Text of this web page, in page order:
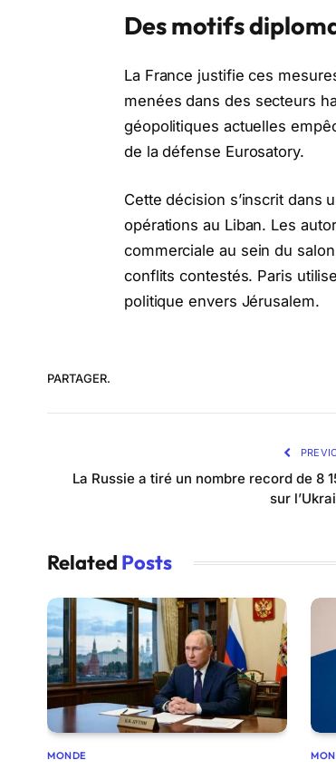
Des motifs
La France justifie ces
menées dans des secteurs
géopolitiques actuelles
de la défense Eurosatory.
Cette décision s’inscrit dans
opérations au Liban. Les
commerciale au sein du
conflits contestés. Paris
politique envers Jérusalem.
PARTAGER.
La Russie a tiré un nombre record de 8
sur
Related Posts
MONDE